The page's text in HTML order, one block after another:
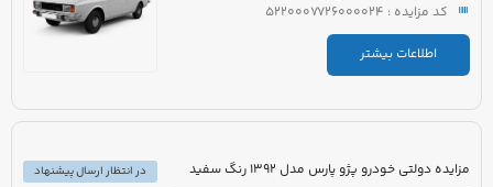
کد مزایده : 5220007726000024
اطلاعات بیشتر
مزایده دولتی خودرو پژو پارس مدل 1392 رنگ سفید
در انتظار ارسال پیشنهاد